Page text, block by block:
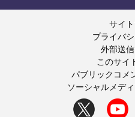
サイ
プライバ
外部送
このサイ
パブリックコメ
ソーシャルメデ